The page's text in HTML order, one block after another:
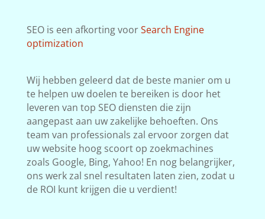
SEO is een afkorting voorSearch Engine
optimization
Wij hebben geleerd dat de beste manier om u
te helpen uw doelen te bereiken is door het
leveren van top SEO diensten die zijn
aangepast aan uw zakelijke behoeften. Ons
team van professionals zal ervoor zorgen dat
uw website hoog scoort op zoekmachines
zoals Google, Bing, Yahoo! En nog belangrijker,
ons werk zal snel resultaten laten zien, zodat u
de ROI kunt krijgen die u verdient!